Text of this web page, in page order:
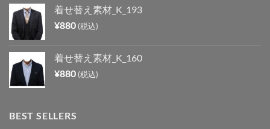
着せ替え素材_K_193
¥880 (税込)
着せ替え素材_K_160
¥880 (税込)
BEST SELLERS